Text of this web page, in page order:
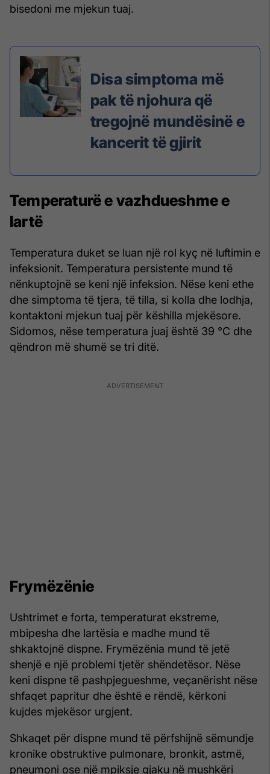
bisedoni me mjekun tuaj.
Disa simptoma më
pak të njohura që
tregojnë mundësinë e
kancerit të gjirit
Temperaturë e vazhdueshme e
lartë
Temperatura duket se luan një rol kyç në luftimin e
infeksionit. Temperatura persistente mund të
nënkuptojnë se keni një infeksion. Nëse keni ethe
dhe simptoma të tjera, të tilla, si kolla dhe lodhja,
kontaktoni mjekun tuaj për këshilla mjekësore.
Sidomos, nëse temperatura juaj është 39 °C dhe
qëndron më shumë se tri ditë.
Frymëzënie
Ushtrimet e forta, temperaturat ekstreme,
mbipesha dhe lartësia e madhe mund të
shkaktojnë dispne. Frymëzënia mund të jetë
shenjë e një problemi tjetër shëndetësor. Nëse
keni dispne të pashpjegueshme, veçanërisht nëse
shfaqet papritur dhe është e rëndë, kërkoni
kujdes mjekësor urgjent.
Shkaqet për dispne mund të përfshijnë sëmundje
kronike obstruktive pulmonare, bronkit, astmë,
pneumoni ose një mpiksje gjaku në mushkëri